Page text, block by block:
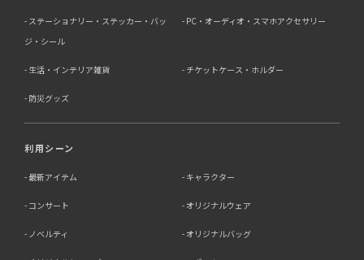
ステーショナリー・ステッカー・バッ
ジ・シール
PC・オーディオ・スマホアクセサリー
生活・インテリア雑貨 チケットケース・ホルダー
防災グッズ
利用シーン
最新アイテム キャラクター
コンサート オリジナルウェア
ノベルティ オリジナルバッグ